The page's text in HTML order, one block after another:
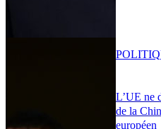
L’UE ne
de la
européen